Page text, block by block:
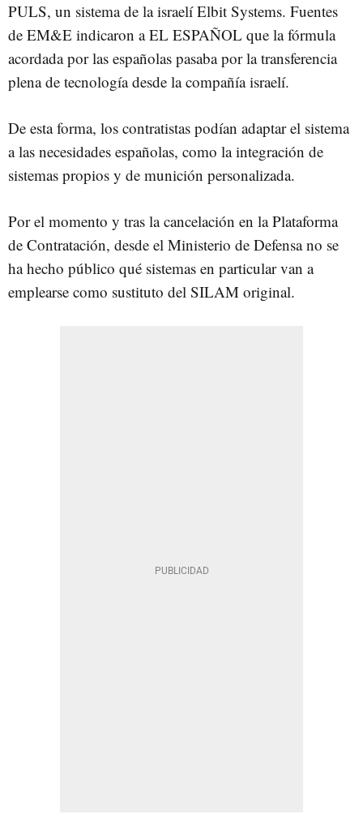
PULS, un sistema de la israelí Elbit Systems. Fuentes
de EM&E indicaron a EL ESPAÑOL que la fórmula
acordada por las españolas pasaba por la transferencia
plena de tecnología desde la compañía israelí.
De esta forma, los contratistas podían adaptar el sistema
a las necesidades españolas, como la integración de
sistemas propios y de munición personalizada.
Por el momento y tras la cancelación en la Plataforma
de Contratación, desde el Ministerio de Defensa no se
ha hecho público qué sistemas en particular van a
emplearse como sustituto del SILAM original.